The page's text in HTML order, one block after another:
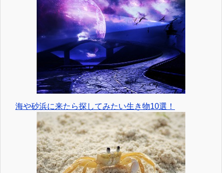
海や砂浜に来たら探してみたい生き物10選！